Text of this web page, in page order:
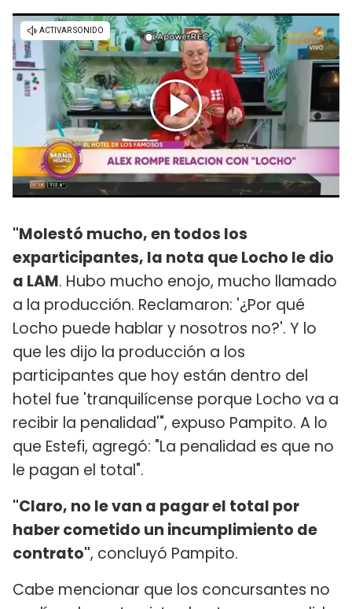
"Molestó mucho, en todos los
exparticipantes, la nota que Locho le dio
a LAM. Hubo mucho enojo, mucho llamado
a la producción. Reclamaron: '¿Por qué
Locho puede hablar y nosotros no?'. Y lo
que les dijo la producción a los
participantes que hoy están dentro del
hotel fue 'tranquilícense porque Locho va a
recibir la penalidad'", expuso Pampito. A lo
que Estefi, agregó: "La penalidad es que no
le pagan el total".
"Claro, no le van a pagar el total por
haber cometido un incumplimiento de
contrato", concluyó Pampito.
Cabe mencionar que los concursantes no